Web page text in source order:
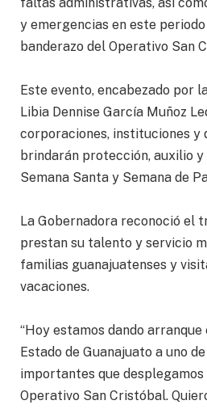
faltas administrativas, así
y emergencias en este
banderazo del Operativo San
Este evento, encabezado por
Libia Dennise García Muñoz
corporaciones, instituciones y
brindarán protección, auxilio
Semana Santa y Semana de
La Gobernadora reconoció el
prestan su talento y servicio
familias guanajuatenses y
vacaciones.
“Hoy estamos dando
Estado de Guanajuato a uno
importantes que desplegamos
Operativo San Cristóbal.